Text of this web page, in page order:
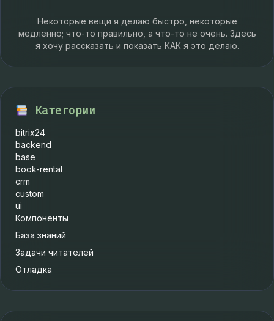
Некоторые вещи я делаю быстро, некоторые
медленно; что-то правильно, а что-то не очень. Здесь
я хочу рассказать и показать КАК я это делаю.
Категории
bitrix24
backend
base
book-rental
crm
custom
ui
Компоненты
База знаний
Задачи читателей
Отладка